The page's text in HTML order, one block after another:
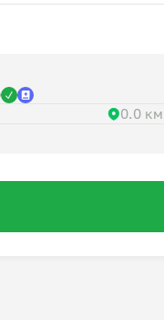
0.0 км